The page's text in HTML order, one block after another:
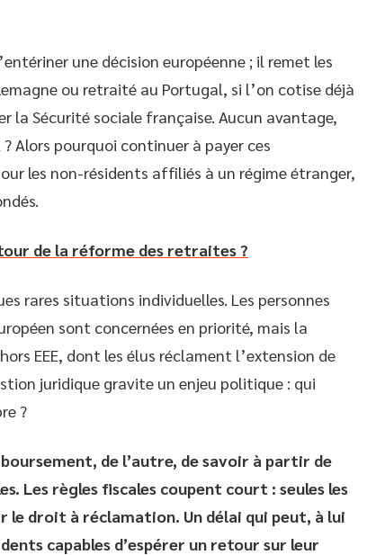
une décision européenne ; il remet les
ou retraité au Portugal, si l’on cotise déjà
la Sécurité sociale française. Aucun avantage,
Alors pourquoi continuer à payer ces
les non-résidents affiliés à un régime étranger,
de la réforme des retraites ?
rares situations individuelles. Les personnes
sont concernées en priorité, mais la
EEE, dont les élus réclament l’extension de
juridique gravite un enjeu politique : qui
?
de l’autre, de savoir à partir de
Les règles fiscales coupent court : seules les
le droit à réclamation. Un délai qui peut, à lui
capables d’espérer un retour sur leur